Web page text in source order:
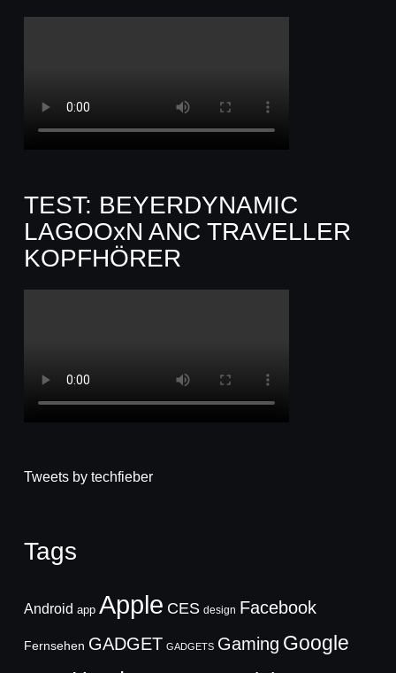
TEST: BEYERDYNAMIC
LAGOOxN ANC TRAVELLER
KOPFHÖRER
Tweets by techfieber
Tags
Android app Apple CES design Facebook
Fernsehen GADGET GADGETS Gaming Google